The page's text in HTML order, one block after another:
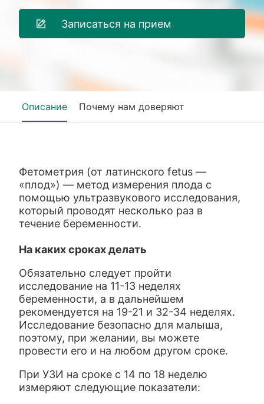
Записаться на прием
Описание Почему нам доверяют
Фетометрия (от латинского fetus —
«плод») — метод измерения плода с
помощью ультразвукового исследования,
который проводят несколько раз в
течение беременности.
На каких сроках делать
Обязательно следует пройти
исследование на 11-13 неделях
беременности, а в дальнейшем
рекомендуется на 19-21 и 32-34 неделях.
Исследование безопасно для малыша,
поэтому, при желании, вы можете
провести его и на любом другом сроке.
При УЗИ на сроке с 14 по 18 неделю
измеряют следующие показатели: